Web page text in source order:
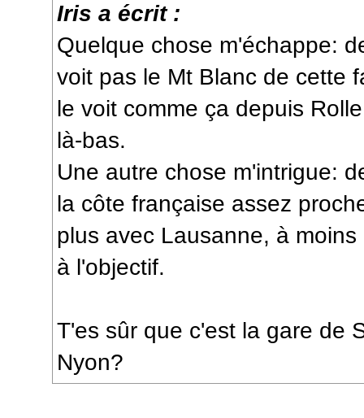
Iris a écrit :
Quelque chose m'échappe:
voit pas le Mt Blanc de cette
le voit comme ça depuis
là-bas.
Une autre chose m'intrigue:
la côte française assez
plus avec Lausanne, à
à l'objectif.
T'es sûr que c'est la gare de
Nyon?